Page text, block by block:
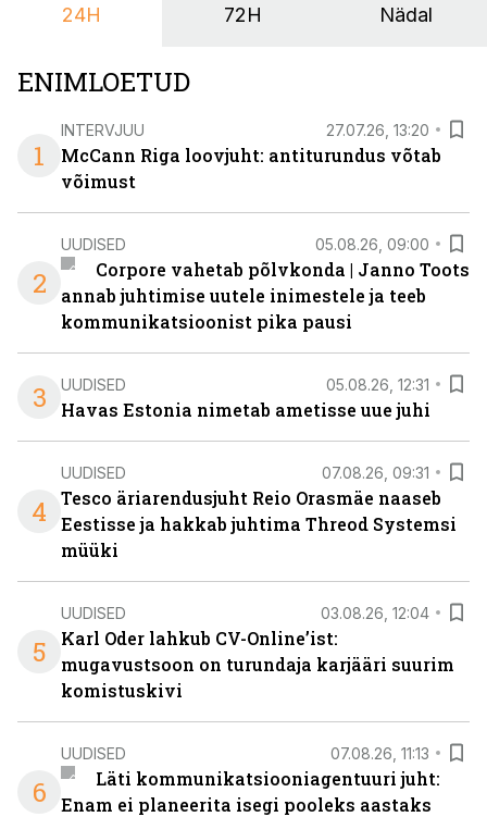
24H 72H Nädal
ENIMLOETUD
1
INTERVJUU 27.07.26, 13:20
McCann Riga loovjuht: antiturundus võtab
võimust
2
UUDISED 05.08.26, 09:00
Corpore vahetab põlvkonda | Janno Toots
annab juhtimise uutele inimestele ja teeb
kommunikatsioonist pika pausi
3 UUDISED 05.08.26, 12:31
Havas Estonia nimetab ametisse uue juhi
4
UUDISED 07.08.26, 09:31
Tesco äriarendusjuht Reio Orasmäe naaseb
Eestisse ja hakkab juhtima Threod Systemsi
müüki
5
UUDISED 03.08.26, 12:04
Karl Oder lahkub CV-Online’ist:
mugavustsoon on turundaja karjääri suurim
komistuskivi
6
UUDISED 07.08.26, 11:13
Läti kommunikatsiooniagentuuri juht:
Enam ei planeerita isegi pooleks aastaks